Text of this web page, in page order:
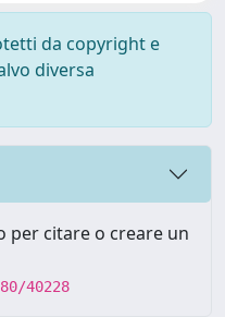
da copyright e
diversa
per citare o creare un
40228